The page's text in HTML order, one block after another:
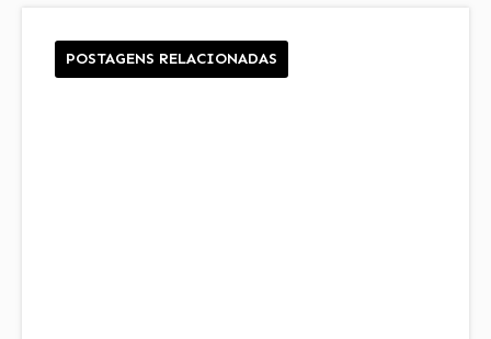
POSTAGENS RELACIONADAS